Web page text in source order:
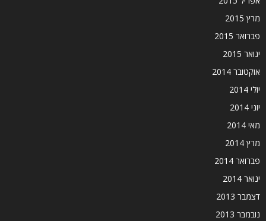
מרץ 2015
פברואר 2015
ינואר 2015
אוקטובר 2014
יולי 2014
יוני 2014
מאי 2014
מרץ 2014
פברואר 2014
ינואר 2014
דצמבר 2013
נובמבר 2013